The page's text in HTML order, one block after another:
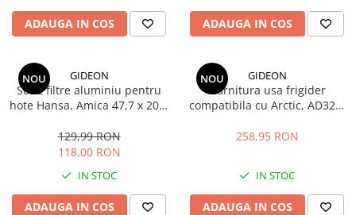
ADAUGA IN COS ADAUGA IN COS
NOU GIDEON
Set 2 filtre aluminiu pentru
hote Hansa, Amica 47,7 x 20,4
129,99 RON
118,00 RON
IN STOC
ADAUGA IN COS
NOU GIDEON
Garnitura usa frigider
compatibila cu Arctic, AD326,
D326, D6310HC, magnetica,
258,95 RON
IN STOC
ADAUGA IN COS